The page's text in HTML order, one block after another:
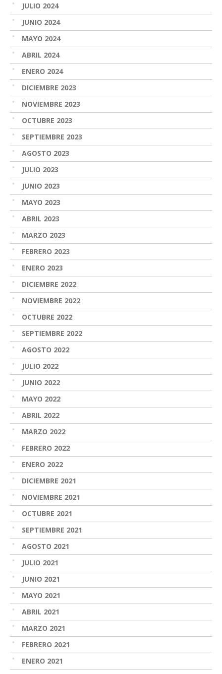
JULIO 2024
JUNIO 2024
MAYO 2024
ABRIL 2024
ENERO 2024
DICIEMBRE 2023
NOVIEMBRE 2023
OCTUBRE 2023
SEPTIEMBRE 2023
AGOSTO 2023
JULIO 2023
JUNIO 2023
MAYO 2023
ABRIL 2023
MARZO 2023
FEBRERO 2023
ENERO 2023
DICIEMBRE 2022
NOVIEMBRE 2022
OCTUBRE 2022
SEPTIEMBRE 2022
AGOSTO 2022
JULIO 2022
JUNIO 2022
MAYO 2022
ABRIL 2022
MARZO 2022
FEBRERO 2022
ENERO 2022
DICIEMBRE 2021
NOVIEMBRE 2021
OCTUBRE 2021
SEPTIEMBRE 2021
AGOSTO 2021
JULIO 2021
JUNIO 2021
MAYO 2021
ABRIL 2021
MARZO 2021
FEBRERO 2021
ENERO 2021